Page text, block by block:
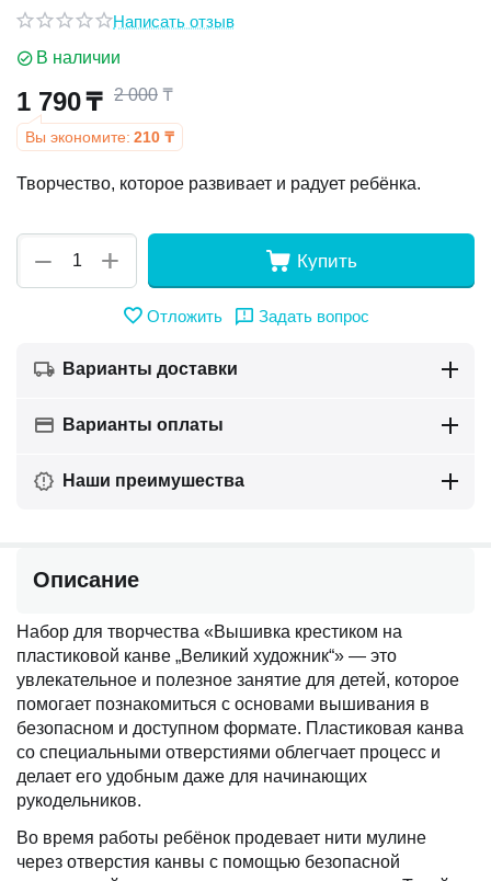
Написать отзыв
В наличии
1 790₸ 2 000 ₸
Вы экономите: 210 ₸
Творчество, которое развивает и радует ребёнка.
+
− Купить
Отложить Задать вопрос
Варианты доставки
Варианты оплаты
Наши преимушества
Описание
Набор для творчества «Вышивка крестиком на
пластиковой канве „Великий художник“» — это
увлекательное и полезное занятие для детей, которое
помогает познакомиться с основами вышивания в
безопасном и доступном формате. Пластиковая канва
со специальными отверстиями облегчает процесс и
делает его удобным даже для начинающих
рукодельников.
Во время работы ребёнок продевает нити мулине
через отверстия канвы с помощью безопасной